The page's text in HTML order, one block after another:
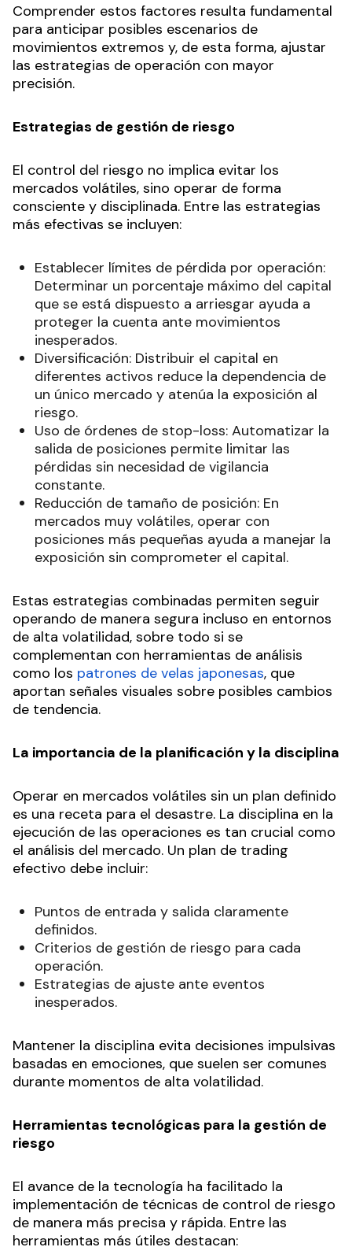
Comprender estos factores resulta fundamental
para anticipar posibles escenarios de
movimientos extremos y, de esta forma, ajustar
las estrategias de operación con mayor
precisión.
Estrategias de gestión de riesgo
El control del riesgo no implica evitar los
mercados volátiles, sino operar de forma
consciente y disciplinada. Entre las estrategias
más efectivas se incluyen:
Establecer límites de pérdida por operación:
Determinar un porcentaje máximo del capital
que se está dispuesto a arriesgar ayuda a
proteger la cuenta ante movimientos
inesperados.
Diversificación: Distribuir el capital en
diferentes activos reduce la dependencia de
un único mercado y atenúa la exposición al
riesgo.
Uso de órdenes de stop-loss: Automatizar la
salida de posiciones permite limitar las
pérdidas sin necesidad de vigilancia
constante.
Reducción de tamaño de posición: En
mercados muy volátiles, operar con
posiciones más pequeñas ayuda a manejar la
exposición sin comprometer el capital.
Estas estrategias combinadas permiten seguir
operando de manera segura incluso en entornos
de alta volatilidad, sobre todo si se
complementan con herramientas de análisis
como los patrones de velas japonesas, que
aportan señales visuales sobre posibles cambios
de tendencia.
La importancia de la planificación y la disciplina
Operar en mercados volátiles sin un plan definido
es una receta para el desastre. La disciplina en la
ejecución de las operaciones es tan crucial como
el análisis del mercado. Un plan de trading
efectivo debe incluir:
Puntos de entrada y salida claramente
definidos.
Criterios de gestión de riesgo para cada
operación.
Estrategias de ajuste ante eventos
inesperados.
Mantener la disciplina evita decisiones impulsivas
basadas en emociones, que suelen ser comunes
durante momentos de alta volatilidad.
Herramientas tecnológicas para la gestión de
riesgo
El avance de la tecnología ha facilitado la
implementación de técnicas de control de riesgo
de manera más precisa y rápida. Entre las
herramientas más útiles destacan: